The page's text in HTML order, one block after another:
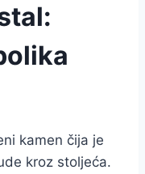
kamen čija je
kroz stoljeća.